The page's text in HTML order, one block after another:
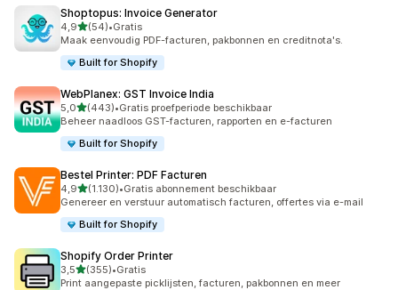
Shoptopus: Invoice Generator
4,9van 5 sterren
(54)
54 recensies in totaal
•Gratis
Maak eenvoudig PDF-facturen, pakbonnen en creditnota's.
Built for Shopify
WebPlanex: GST Invoice India
5,0van 5 sterren
(443)
443 recensies in totaal
•Gratis proefperiode beschikbaar
Beheer naadloos GST-facturen, rapporten en e-facturen
Built for Shopify
Bestel Printer: PDF Facturen
4,9van 5 sterren
(1.130)
1130 recensies in totaal
•Gratis abonnement beschikbaar
Genereer en verstuur automatisch facturen, offertes via e-mail
Built for Shopify
Shopify Order Printer
3,5van 5 sterren
(355)
355 recensies in totaal
•Gratis
Print aangepaste picklijsten, facturen, pakbonnen en meer